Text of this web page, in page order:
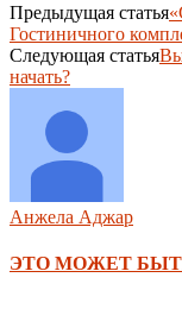
Предыдущая статья
Гостиничного
Следующая статья
начать?
Анжела Аджар
ЭТО МОЖЕТ